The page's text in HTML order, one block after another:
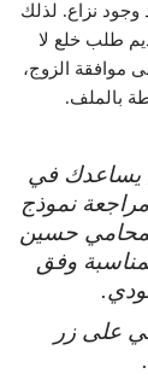
نزاع. لذلك
طلب خلع لا
موافقة الزوج،
بالملف.
يساعدك في
نموذج
حسين
وفق
على زر